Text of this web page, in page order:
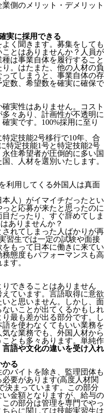
側のメリット・デメリット
実に採用できる
く聞きます。募集をしても
とはありませんか？人員が
は事業自体を履行すること
。はたまた、他の人材の負
てしまうと、事業自体の存
数、希望数を確実に確保で
実性はありません。コスト
々あり、計画性が不透明に
実です。100%採用に至り
定技能2号移行で10年、合
特定技能1号と特定技能2号
住希望者が圧倒的に多い国
、人材を選別いたします。
利用してくる外国人は真面
人）がイマイチだったとい
と応募が来たと思ったのに
だったり、すぐ辞めてしま
ありませんか？
れてしまった人ばかりが再
習生では一定の試験や面接
もって日本に働きに来てい
態度もパフォーマンスも高
す。
できることはありません
ています。言語取得に意欲
と思いません。しかし、面
いことが出てくるかもしれ
最も差が出る部分です。し
を使わなくてもいい業務を
な業務でも、外国人材から
とも多々あります。単純作
言語や文化の違いを受け入れ
かる
バイトを除き、 監理団体も
必要があります(高度人材関
決まっています。この部分
金額となりますが、給与の
の部分は管理を専門でやっ
らに関しては技能実習生は